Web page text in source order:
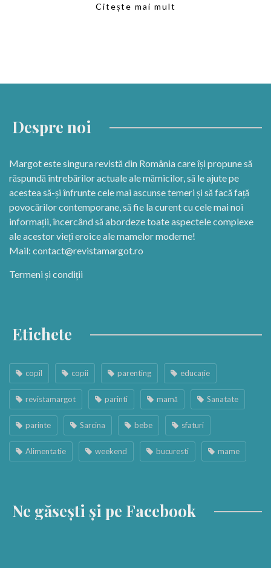
Citește mai mult
Despre noi
Margot este singura revistă din România care își propune să
răspundă întrebărilor actuale ale mămicilor, să le ajute pe
acestea să-și înfrunte cele mai ascunse temeri și să facă față
povocărilor contemporane, să fie la curent cu cele mai noi
informații, încercând să abordeze toate aspectele complexe
ale acestor vieți eroice ale mamelor moderne!
Mail: contact@revistamargot.ro
Termeni și condiții
Etichete
copil copii parenting educație
revistamargot parinti mamă Sanatate
parinte Sarcina bebe sfaturi
Alimentatie weekend bucuresti mame
Ne găsești și pe Facebook